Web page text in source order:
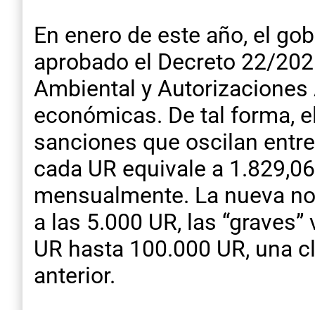
En enero de este año, el
aprobado el Decreto 22/
Ambiental y
económicas. De tal forma,
sanciones que oscilan
cada UR equivale a
mensualmente. La nueva
a las 5.000 UR, las
UR hasta 100.000 UR, una
anterior.